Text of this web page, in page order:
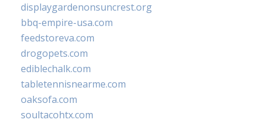
displaygardenonsuncrest.org
bbq-empire-usa.com
feedstoreva.com
drogopets.com
ediblechalk.com
tabletennisnearme.com
oaksofa.com
soultacohtx.com